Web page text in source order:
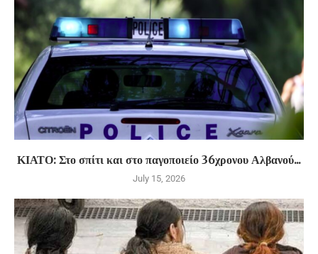
ΚΙΑΤΟ: Στο σπίτι και στο παγοποιείο 36χρονου Αλβανού...
July 15, 2026